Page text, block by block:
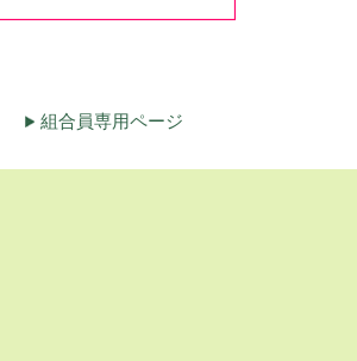
組合員専用ページ